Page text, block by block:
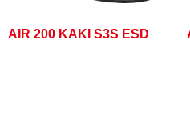
AIR 200 KAKI S3S ESD